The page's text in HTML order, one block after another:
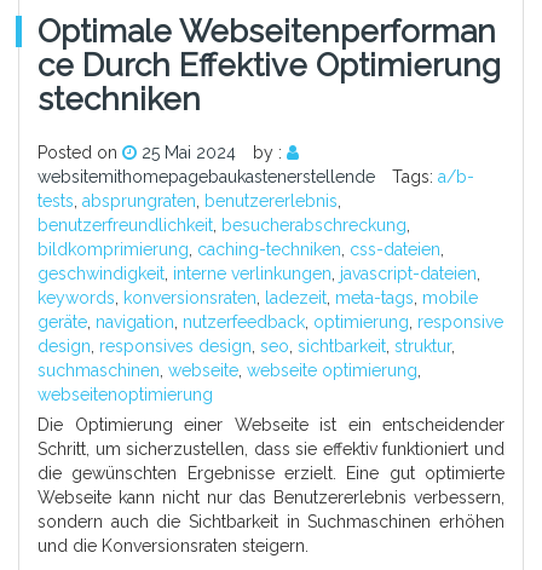
Optimale Webseitenperforman
Ce Durch Effektive Optimierung
Stechniken
Posted on 25 Mai 2024
by :
websitemithomepagebaukastenerstellende
Tags: a/b-
tests absprungraten benutzererlebnis
benutzerfreundlichkeit besucherabschreckung
bildkomprimierung caching-techniken css-dateien
geschwindigkeit interne verlinkungen javascript-dateien
keywords
konversionsraten ladezeit meta-tags mobile
geräte navigation nutzerfeedback optimierung responsive
design responsives design seo sichtbarkeit struktur,
suchmaschinen webseite webseite optimierung
webseitenoptimierung
Die Optimierung einer Webseite ist ein entscheidender
Schritt, um sicherzustellen, dass sie effektiv funktioniert und
die gewünschten Ergebnisse erzielt. Eine gut optimierte
Webseite kann nicht nur das Benutzererlebnis verbessern,
sondern auch die Sichtbarkeit in Suchmaschinen erhöhen
und die Konversionsraten steigern.